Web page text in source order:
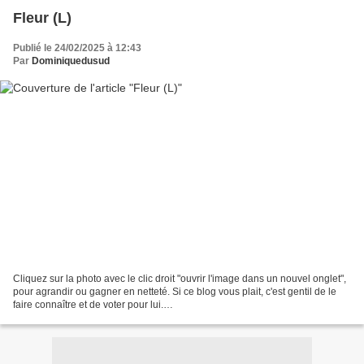
Fleur (L)
Publié le 24/02/2025 à 12:43
Par Dominiquedusud
Cliquez sur la photo avec le clic droit "ouvrir l'image dans un nouvel onglet",
pour agrandir ou gagner en netteté. Si ce blog vous plait, c'est gentil de le
faire connaître et de voter pour lui.